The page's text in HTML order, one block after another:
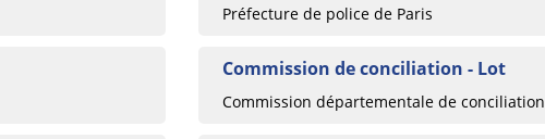
Préfecture de police de Paris
Commission de conciliation - Lot
Commission départementale de conciliation